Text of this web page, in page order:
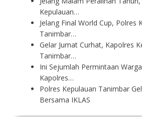
Kepulauan…
Jelang Final World Cup, Polres
Tanimbar…
Gelar Jumat Curhat, Kapolres
Tanimbar…
Ini Sejumlah Permintaan
Kapolres…
Polres Kepulauan Tanimbar
Bersama IKLAS